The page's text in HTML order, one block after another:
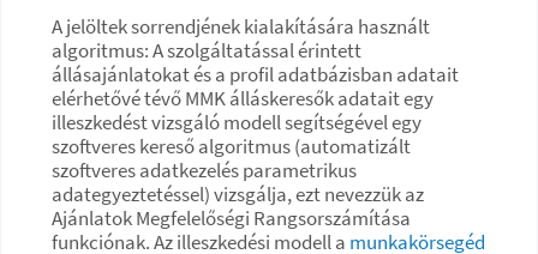
A jelöltek sorrendjének kialakítására használt
algoritmus: A szolgáltatással érintett
állásajánlatokat és a profil adatbázisban adatait
elérhetővé tévő MMK álláskeresők adatait egy
illeszkedést vizsgáló modell segítségével egy
szoftveres kereső algoritmus (automatizált
szoftveres adatkezelés parametrikus
adategyeztetéssel) vizsgálja, ezt nevezzük az
Ajánlatok Megfelelőségi Rangsorszámítása
funkciónak. Az illeszkedési modell a munkakörsegéd